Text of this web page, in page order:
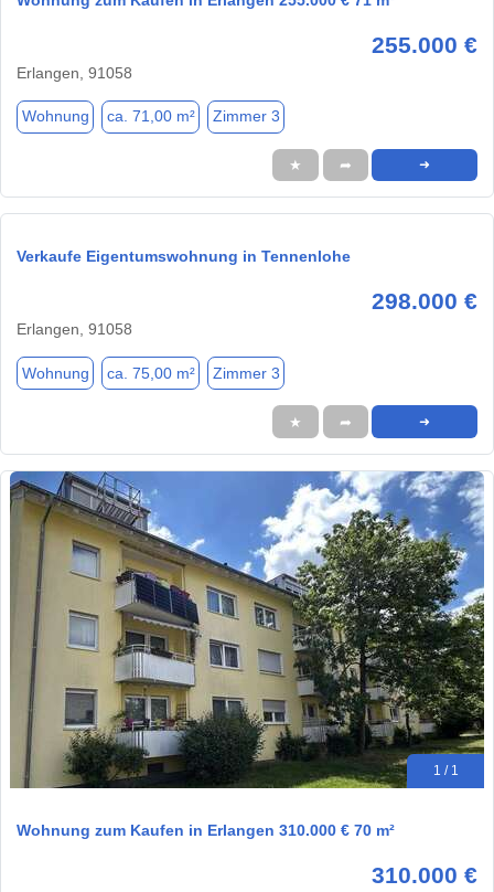
255.000 €
Erlangen, 91058
Wohnung ca. 71,00 m² Zimmer 3
★ ➦ ➜
Verkaufe Eigentumswohnung in Tennenlohe
298.000 €
Erlangen, 91058
Wohnung ca. 75,00 m² Zimmer 3
★ ➦ ➜
1 / 1
Wohnung zum Kaufen in Erlangen 310.000 € 70 m²
310.000 €